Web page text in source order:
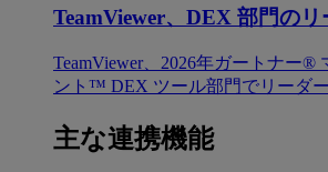
TeamViewer、DEX 部門のリ
TeamViewer、2026年ガートナー®
ント™ DEX ツール部門でリーダー
主な連携機能